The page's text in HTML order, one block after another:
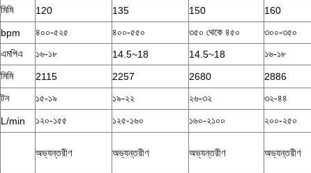
মিমি 120 135 150
160
bpm ৪০০-৫২৫ ৪০০-৫৫০ ৩৫০ থেকে ৪৫০
৩০০-৩৫০
এমপিএ ১৬-১৮ 14.5~18 14.5~18
১৬-১৮
মিমি 2115 2257 2680
2886
টন ১৫-১৯ ১৯-২২ ২৬-৩২
৩২-৪৪
L/min ১২০-১৫৫ ১২৫-১৬০ ১৬০-২১০০ ২০০-২৫০
অভ্যন্তরীণ অভ্যন্তরীণ অভ্যন্তরীণ অভ্যন্তরীণ